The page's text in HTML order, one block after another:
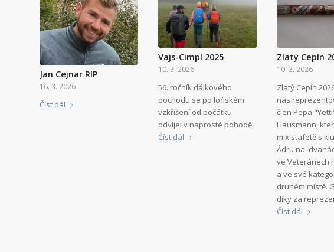
Jan Cejnar RIP
16. 3. 2026
Číst dál
Vajs-Cimpl 2025
10. 3. 2026
56. ročník dálkového
pochodu se po loňském
vzkříšení od počátku
odvíjel v naprosté pohodě.
Číst dál
Zlatý Cepín
10. 3. 2026
Zlatý Cepín
nás
člen Pepa
Hausmann,
mix stafetě s
Ádru na
ve Veteránech
a ve své
druhém místě.
díky za
Číst dál